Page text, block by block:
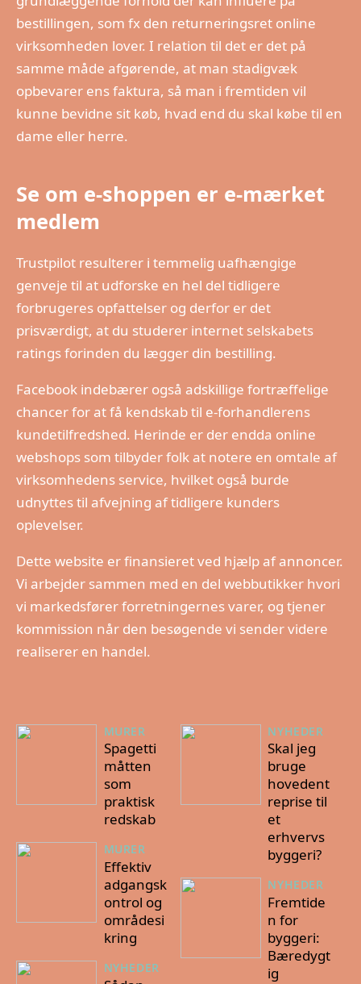
bestillingen, som fx den returneringsret online
virksomheden lover. I relation til det er det på
samme måde afgørende, at man stadigvæk
opbevarer ens faktura, så man i fremtiden vil
kunne bevidne sit køb, hvad end du skal købe til en
dame eller herre.
Se om e-shoppen er e-mærket
medlem
Trustpilot resulterer i temmelig uafhængige
genveje til at udforske en hel del tidligere
forbrugeres opfattelser og derfor er det
prisværdigt, at du studerer internet selskabets
ratings forinden du lægger din bestilling.
Facebook indebærer også adskillige fortræffelige
chancer for at få kendskab til e-forhandlerens
kundetilfredshed. Herinde er der endda online
webshops som tilbyder folk at notere en omtale af
virksomhedens service, hvilket også burde
udnyttes til afvejning af tidligere kunders
oplevelser.
Dette website er finansieret ved hjælp af annoncer.
Vi arbejder sammen med en del webbutikker hvori
vi markedsfører forretningernes varer, og tjener
kommission når den besøgende vi sender videre
realiserer en handel.
MURER
Spagetti
måtten
som
praktisk
redskab
MURER
Effektiv
adgangsk
ontrol og
områdesi
kring
NYHEDER
NYHEDER
Skal jeg
bruge
hovedent
reprise til
et
erhvervs
byggeri?
NYHEDER
Fremtide
n for
byggeri:
Bæredygt
ig